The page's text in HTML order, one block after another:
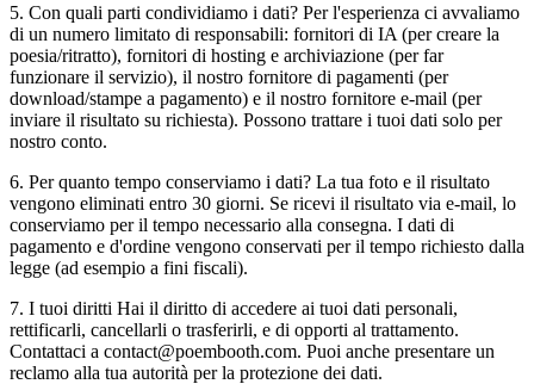
5. Con quali parti condividiamo i dati? Per l'esperienza ci avvaliamo
di un numero limitato di responsabili: fornitori di IA (per creare la
poesia/ritratto), fornitori di hosting e archiviazione (per far
funzionare il servizio), il nostro fornitore di pagamenti (per
download/stampe a pagamento) e il nostro fornitore e-mail (per
inviare il risultato su richiesta). Possono trattare i tuoi dati solo per
nostro conto.
6. Per quanto tempo conserviamo i dati? La tua foto e il risultato
vengono eliminati entro 30 giorni. Se ricevi il risultato via e-mail, lo
conserviamo per il tempo necessario alla consegna. I dati di
pagamento e d'ordine vengono conservati per il tempo richiesto dalla
legge (ad esempio a fini fiscali).
7. I tuoi diritti Hai il diritto di accedere ai tuoi dati personali,
rettificarli, cancellarli o trasferirli, e di opporti al trattamento.
Contattaci a contact@poembooth.com. Puoi anche presentare un
reclamo alla tua autorità per la protezione dei dati.